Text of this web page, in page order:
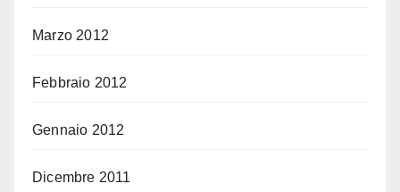
Marzo 2012
Febbraio 2012
Gennaio 2012
Dicembre 2011